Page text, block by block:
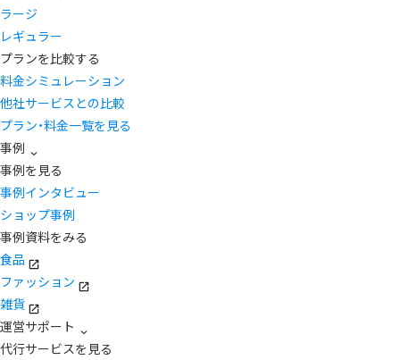
ラージ
レギュラー
プランを比較する
料金シミュレーション
他社サービスとの比較
プラン・料金一覧を見る
事例
事例を見る
事例インタビュー
ショップ事例
事例資料をみる
食品
ファッション
雑貨
運営サポート
代行サービスを見る